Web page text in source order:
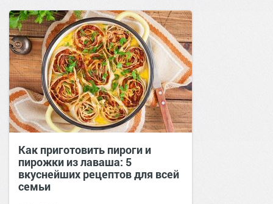
Как приготовить пироги и
пирожки из лаваша: 5
вкуснейших рецептов для всей
семьи